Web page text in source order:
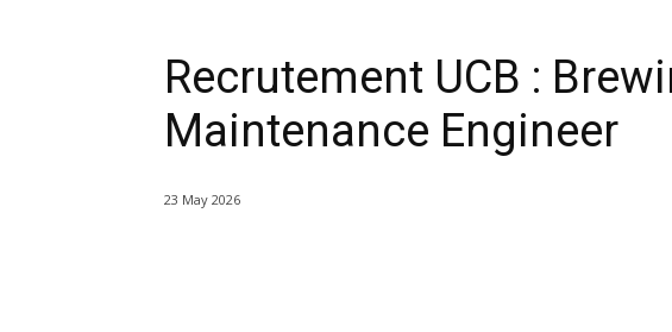
Recrutement UCB :
Maintenance Engineer
23 May 2026